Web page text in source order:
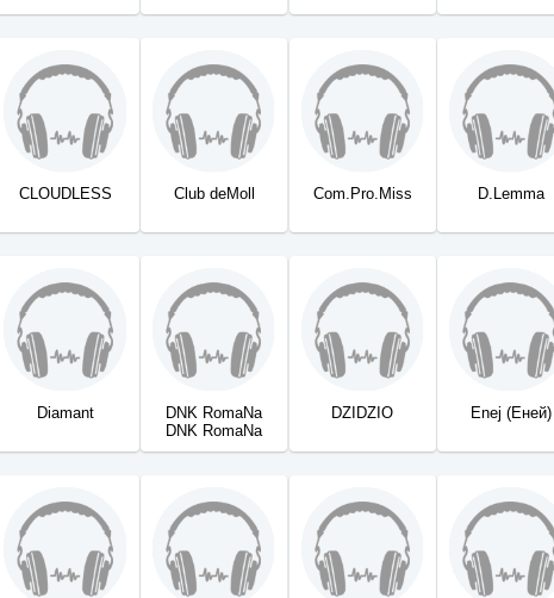
CLOUDLESS Club deMoll Com.Pro.Miss D.Lemma
Diamant
DNK RomaNa
DNK RomaNa
DZIDZIO Enej (Еней)